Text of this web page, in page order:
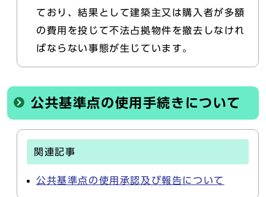
ており、結果として建築主又は購入者が多額
の費用を投じて不法占拠物件を撤去しなけれ
ばならない事態が生じています。
公共基準点の使用手続きについて
関連記事
公共基準点の使用承認及び報告について